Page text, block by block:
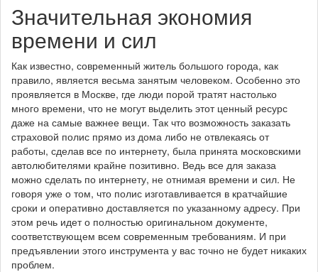
Значительная экономия
времени и сил
Как известно, современный житель большого города, как
правило, является весьма занятым человеком. Особенно это
проявляется в Москве, где люди порой тратят настолько
много времени, что не могут выделить этот ценный ресурс
даже на самые важнее вещи. Так что возможность заказать
страховой полис прямо из дома либо не отвлекаясь от
работы, сделав все по интернету, была принята московскими
автолюбителями крайне позитивно. Ведь все для заказа
можно сделать по интернету, не отнимая времени и сил. Не
говоря уже о том, что полис изготавливается в кратчайшие
сроки и оперативно доставляется по указанному адресу. При
этом речь идет о полностью оригинальном документе,
соответствующем всем современным требованиям. И при
предъявлении этого инструмента у вас точно не будет никаких
проблем.